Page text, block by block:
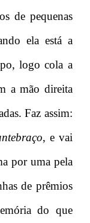
de pequenas
ela está a
logo cola a
a mão direita
Faz assim:
, e vai
por uma pela
de prêmios
do que